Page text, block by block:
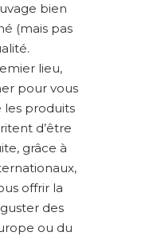
bien
(mais pas
lieu,
pour vous
les produits
d’être
grâce à
offrir la
des
ou du